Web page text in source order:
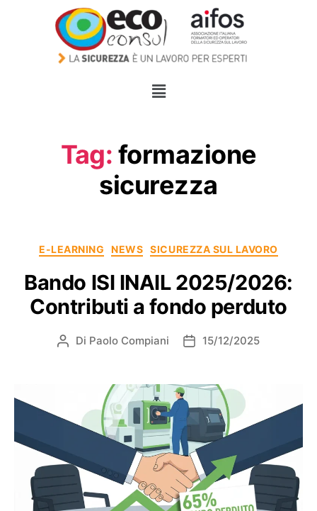
Tag: formazione
sicurezza
E-LEARNING NEWS SICUREZZA SUL LAVORO
Bando ISI INAIL 2025/2026:
Contributi a fondo perduto
Di Paolo Compiani 15/12/2025